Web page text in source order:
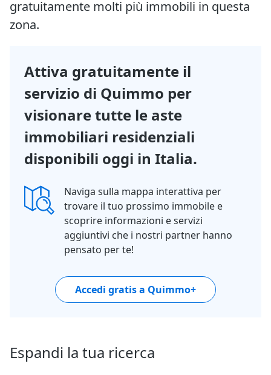
gratuitamente molti più immobili in questa
zona.
Attiva gratuitamente il
servizio di Quimmo per
visionare tutte le aste
immobiliari residenziali
disponibili oggi in Italia.
Naviga sulla mappa interattiva per
trovare il tuo prossimo immobile e
scoprire informazioni e servizi
aggiuntivi che i nostri partner hanno
pensato per te!
Accedi gratis a Quimmo+
Espandi la tua ricerca